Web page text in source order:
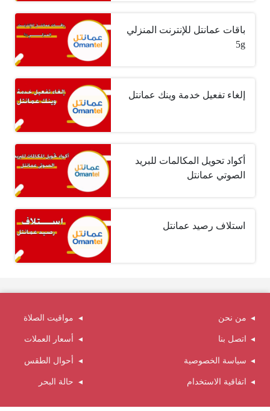
باقات عمانتل للإنترنت المنزلي
5g
إلغاء تفعيل خدمة وينك عمانتل
أكواد تحويل المكالمات للبريد
الصوتي عمانتل
استلاف رصيد عمانتل
من نحن
اتصل بنا
سياسة الخصوصية
اتفاقية الاستخدام
مواقيت الصلاة
أسعار العملات
أحوال الطقس
حالة البحر